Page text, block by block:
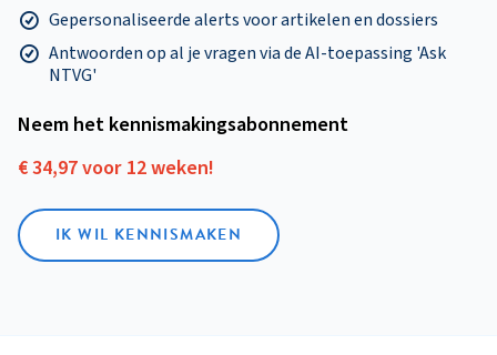
Gepersonaliseerde alerts voor artikelen en dossiers
Antwoorden op al je vragen via de AI-toepassing 'Ask
NTVG'
Neem het kennismakings­abonnement
€ 34,97 voor 12 weken!
IK WIL KENNISMAKEN